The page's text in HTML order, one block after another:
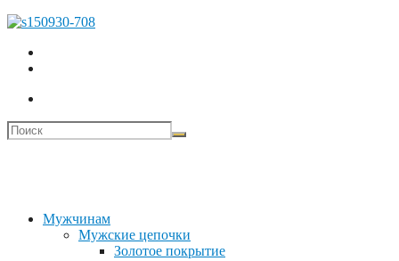
Мужчинам
Мужские цепочки
Золотое покрытие